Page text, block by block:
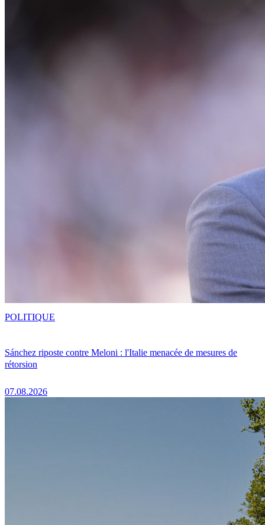
Sánchez riposte contre Meloni : l'Italie menacée de mesures de
rétorsion
07.08.2026
POLITIQUE